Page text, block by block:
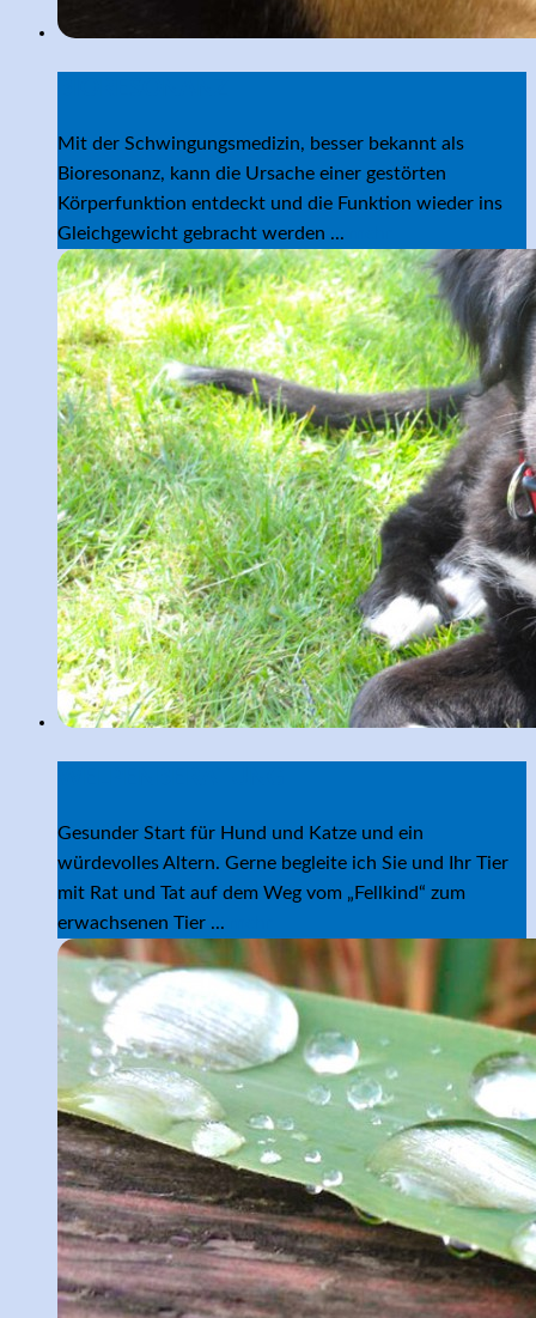
Mit der Schwingungsmedizin, besser bekannt als
Bioresonanz, kann die Ursache einer gestörten
Körperfunktion entdeckt und die Funktion wieder ins
Gleichgewicht gebracht werden ...
Gesunder Start für Hund und Katze und ein
würdevolles Altern. Gerne begleite ich Sie und Ihr Tier
mit Rat und Tat auf dem Weg vom „Fellkind“ zum
erwachsenen Tier ...